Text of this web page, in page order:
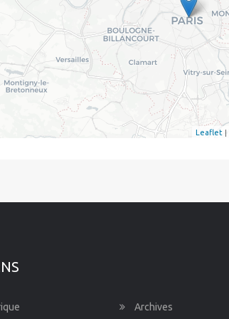
Leaflet |
Archives